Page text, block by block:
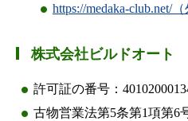
https://medaka-club.net/
株式会社ビルドオート
許可証の番号：
古物営業法第5条第1項第6